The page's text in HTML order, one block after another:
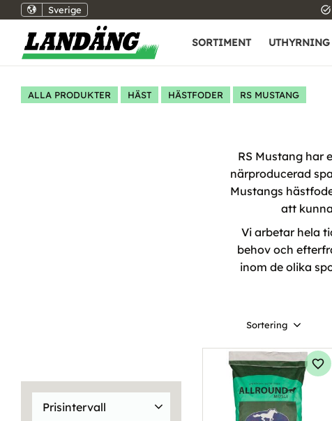
Sverige task_alt
SORTIMENT UTHYRNING
ALLA PRODUKTER HÄST HÄSTFODER RS MUSTANG
RS Mustang har
närproducerad
Mustangs
att
Vi arbetar hela
behov och
inom de olika
Prisintervall